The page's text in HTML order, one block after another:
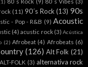
(11) 90´s Rock (13) 90s
- Pop - R&B (9) Acoustic
(4) acustic rock (3) Acústica
(2) Afrobeat (4) Afrobeats (6)
(126) Alt Folk (21)
ALT-FOLK (3) alternativa rock